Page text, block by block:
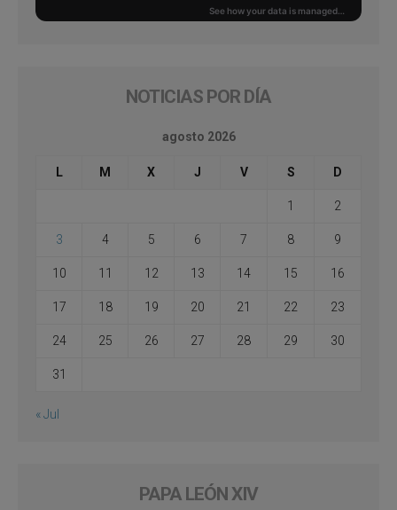
NOTICIAS POR DÍA
agosto 2026
L M X J V S D
1 2
3 4 5 6 7 8 9
10 11 12 13 14 15 16
17 18 19 20 21 22 23
24 25 26 27 28 29 30
31
« Jul
PAPA LEÓN XIV